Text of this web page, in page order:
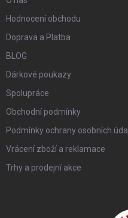
Hodnocení obchodu
Doprava a Platba
BLOG
Dárkové poukazy
Spolupráce
Obchodní podmínky
Podmínky ochrany osobních
Vrácení zboží a reklamace
Trhy a prodejní akce